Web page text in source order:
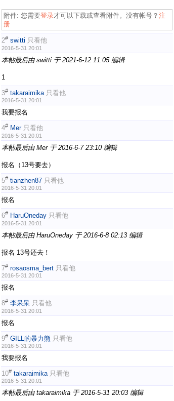
附件: 您需要登录才可以下载或查看附件。没有帐号？ 注
册
2# switti 只看他
2016-5-31 20:01
本帖最后由 switti 于 2021-6-12 11:05 编辑
1
3# takaraimika 只看他
2016-5-31 20:01
我要报名
4# Mer 只看他
2016-5-31 20:01
本帖最后由 Mer 于 2016-6-7 23:10 编辑
报名（13号要去）
5# tianzhen87 只看他
2016-5-31 20:01
报名
6# HaruOneday 只看他
2016-5-31 20:01
本帖最后由 HaruOneday 于 2016-6-8 02:13 编辑
报名 13号还去！
7# rosaosma_bert 只看他
2016-5-31 20:01
报名
8# 李呆呆 只看他
2016-5-31 20:01
报名
9# GILL的暴力熊 只看他
2016-5-31 20:01
我要报名
10# takaraimika 只看他
2016-5-31 20:01
本帖最后由 takaraimika 于 2016-5-31 20:03 编辑